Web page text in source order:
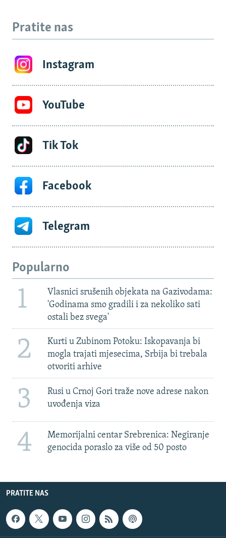
Pratite nas
Instagram
YouTube
Tik Tok
Facebook
Telegram
Popularno
1
Vlasnici srušenih objekata na Gazivodama:
'Godinama smo gradili i za nekoliko sati
ostali bez svega'
2
Kurti u Zubinom Potoku: Iskopavanja bi
mogla trajati mjesecima, Srbija bi trebala
otvoriti arhive
3
Rusi u Crnoj Gori traže nove adrese nakon
uvođenja viza
4
Memorijalni centar Srebrenica: Negiranje
genocida poraslo za više od 50 posto
PRATITE NAS